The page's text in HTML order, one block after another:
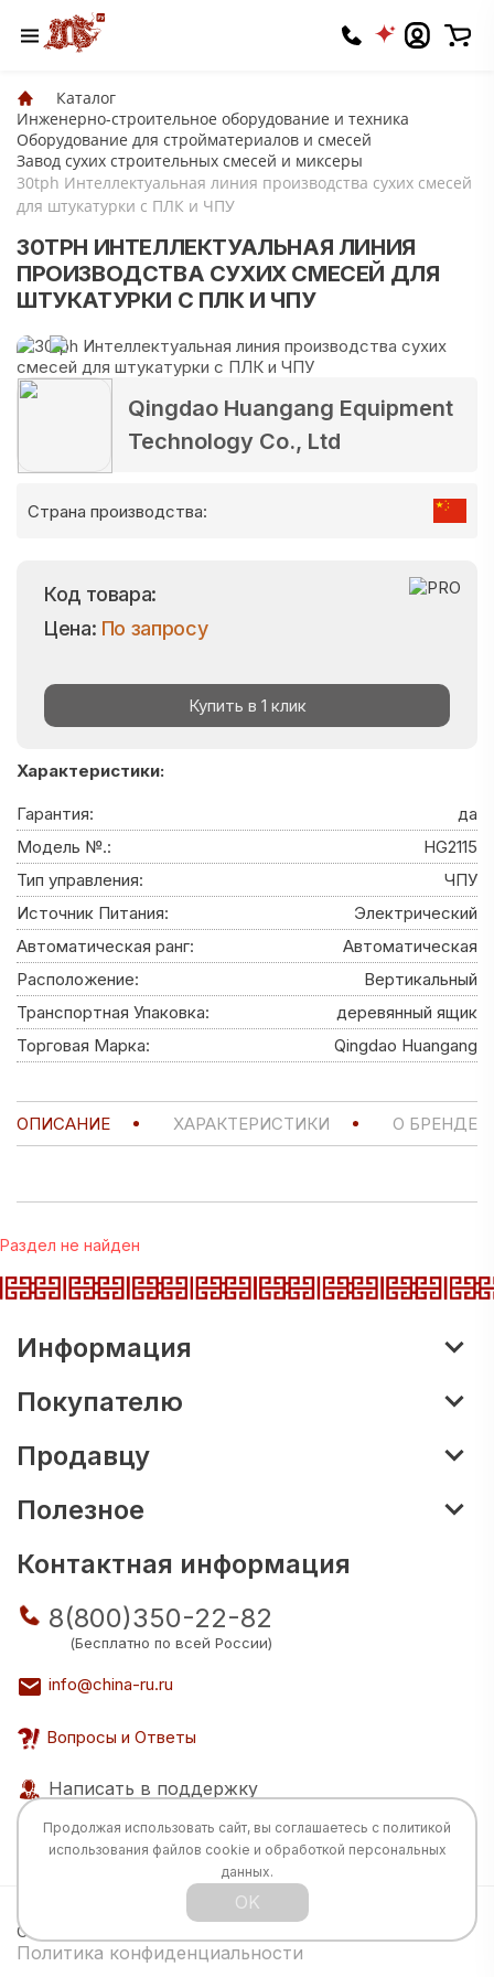
Каталог
Инженерно-строительное оборудование и техника
Оборудование для стройматериалов и смесей
Завод сухих строительных смесей и миксеры
30tph Интеллектуальная линия производства сухих смесей
для штукатурки с ПЛК и ЧПУ
30TPH ИНТЕЛЛЕКТУАЛЬНАЯ ЛИНИЯ
ПРОИЗВОДСТВА СУХИХ СМЕСЕЙ ДЛЯ
ШТУКАТУРКИ С ПЛК И ЧПУ
Qingdao Huangang Equipment
Technology Co., Ltd
Страна производства:
Код товара:
Цена: По запросу
Купить в 1 клик
Характеристики:
Гарантия:
да
Модель №.:
HG2115
Тип управления:
ЧПУ
Источник Питания:
Электрический
Автоматическая ранг:
Автоматическая
Расположение:
Вертикальный
Транспортная Упаковка:
деревянный ящик
Торговая Марка:
Qingdao Huangang
ОПИСАНИЕ ХАРАКТЕРИСТИКИ О БРЕНДЕ
Раздел не найден
Информация
Покупателю
Продавцу
Полезное
Контактная информация
8(800)350-22-82
(Бесплатно по всей России)
info@china-ru.ru
Вопросы и Ответы
Написать в поддержку
Все права защищены © 2026 Разработка:
China
Политика конфиденциальности
Продолжая использовать сайт, вы соглашаетесь с политикой
использования файлов cookie и обработкой персональных
данных.
OK